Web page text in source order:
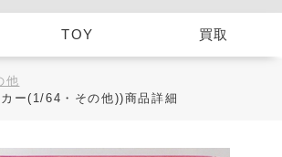
TOY 買取
他
ー(1/64・その他))商品詳細